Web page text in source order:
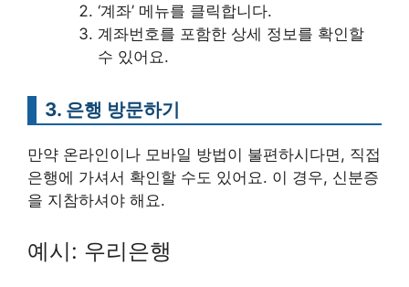
‘계좌’ 메뉴를 클릭합니다.
계좌번호를 포함한 상세 정보를 확인할
수 있어요.
3. 은행 방문하기
만약 온라인이나 모바일 방법이 불편하시다면, 직접
은행에 가셔서 확인할 수도 있어요. 이 경우, 신분증
을 지참하셔야 해요.
예시: 우리은행